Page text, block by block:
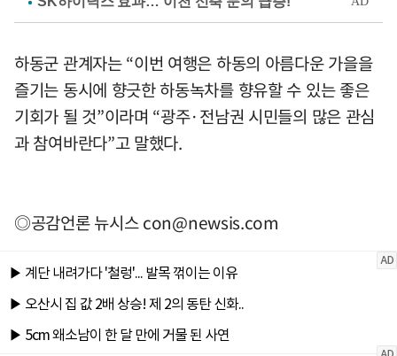
하동군 관계자는 “이번 여행은 하동의 아름다운 가을을
즐기는 동시에 향긋한 하동녹차를 향유할 수 있는 좋은
기회가 될 것”이라며 “광주·전남권 시민들의 많은 관심
과 참여바란다”고 말했다.
◎공감언론 뉴시스con@newsis.com